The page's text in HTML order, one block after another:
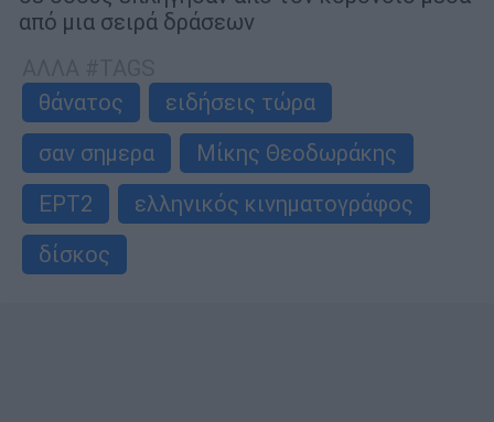
από μια σειρά δράσεων
θάνατος
ειδήσεις τώρα
σαν σημερα
Μίκης Θεοδωράκης
ΕΡΤ2
ελληνικός κινηματογράφος
δίσκος